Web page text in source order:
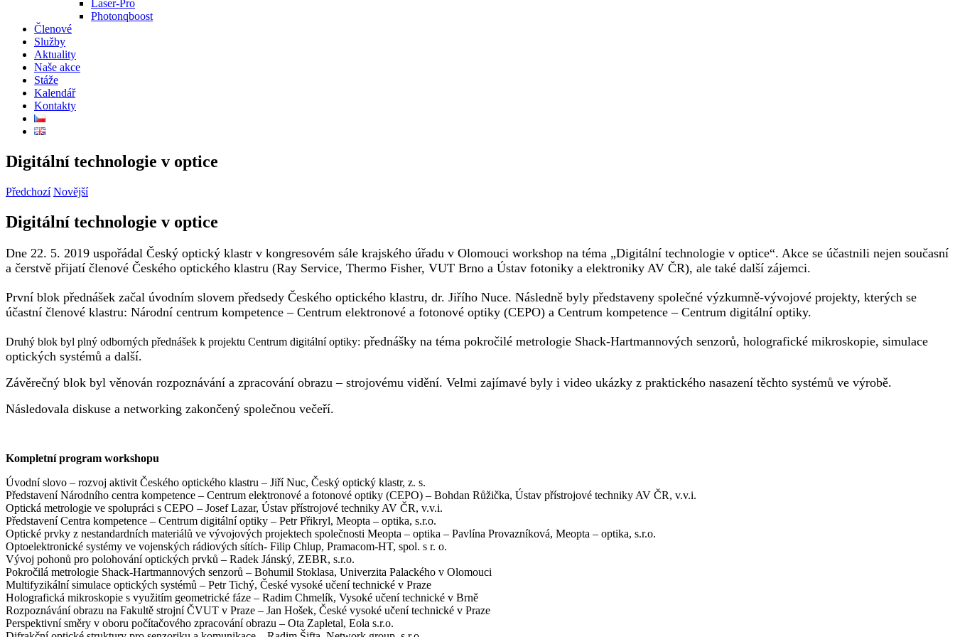
Laser-Pro
Photonqboost
Členové
Služby
Aktuality
Naše akce
Stáže
Kalendář
Kontakty
Digitální technologie v optice
Předchozí Novější
Digitální technologie v optice
Dne 22. 5. 2019 uspořádal Český optický klastr v kongresovém sále krajského úřadu v Olomouci workshop na téma „Digitální technologie v optice“. Akce se účastnili nejen současní
a čerstvě přijatí členové Českého optického klastru (Ray Service, Thermo Fisher, VUT Brno a Ústav fotoniky a elektroniky AV ČR), ale také další zájemci.
První blok přednášek začal úvodním slovem předsedy Českého optického klastru, dr. Jiřího Nuce. Následně byly představeny společné výzkumně-vývojové projekty, kterých se
účastní členové klastru: Národní centrum kompetence – Centrum elektronové a fotonové optiky (CEPO) a Centrum kompetence – Centrum digitální optiky.
Druhý blok byl plný odborných přednášek k projektu Centrum digitální optiky: přednášky na téma pokročilé metrologie Shack-Hartmannových senzorů, holografické mikroskopie, simulace
optických systémů a další.
Závěrečný blok byl věnován rozpoznávání a zpracování obrazu – strojovému vidění. Velmi zajímavé byly i video ukázky z praktického nasazení těchto systémů ve výrobě.
Následovala diskuse a networking zakončený společnou večeří.
Kompletní program workshopu
Úvodní slovo – rozvoj aktivit Českého optického klastru – Jiří Nuc, Český optický klastr, z. s.
Představení Národního centra kompetence – Centrum elektronové a fotonové optiky (CEPO) – Bohdan Růžička, Ústav přístrojové techniky AV ČR, v.v.i.
Optická metrologie ve spolupráci s CEPO – Josef Lazar, Ústav přístrojové techniky AV ČR, v.v.i.
Představení Centra kompetence – Centrum digitální optiky – Petr Přikryl, Meopta – optika, s.r.o.
Optické prvky z nestandardních materiálů ve vývojových projektech společnosti Meopta – optika – Pavlína Provazníková, Meopta – optika, s.r.o.
Optoelektronické systémy ve vojenských rádiových sítích- Filip Chlup, Pramacom-HT, spol. s r. o.
Vývoj pohonů pro polohování optických prvků – Radek Jánský, ZEBR, s.r.o.
Pokročilá metrologie Shack-Hartmannových senzorů – Bohumil Stoklasa, Univerzita Palackého v Olomouci
Multifyzikální simulace optických systémů – Petr Tichý, České vysoké učení technické v Praze
Holografická mikroskopie s využitím geometrické fáze – Radim Chmelík, Vysoké učení technické v Brně
Rozpoznávání obrazu na Fakultě strojní ČVUT v Praze – Jan Hošek, České vysoké učení technické v Praze
Perspektivní směry v oboru počítačového zpracování obrazu – Ota Zapletal, Eola s.r.o.